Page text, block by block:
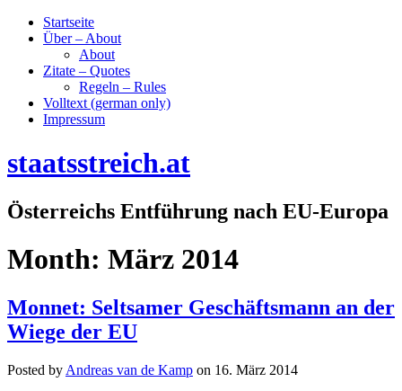
Startseite
Über – About
About
Zitate – Quotes
Regeln – Rules
Volltext (german only)
Impressum
staatsstreich.at
Österreichs Entführung nach EU-Europa
Month: März 2014
Monnet: Seltsamer Geschäftsmann an der
Wiege der EU
Posted by Andreas van de Kamp on 16. März 2014